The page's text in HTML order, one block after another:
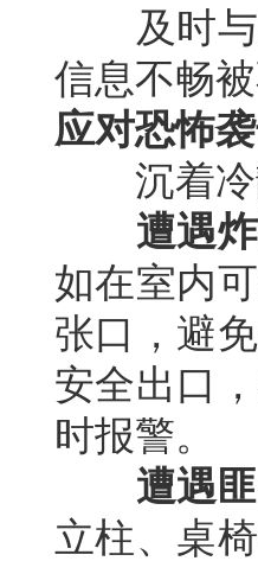
及时与
信息不畅
应对恐怖袭
沉着冷
遭遇
如在室内
张口，避
安全出口
时报警。
遭遇
立柱、桌